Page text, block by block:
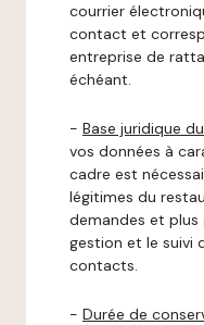
courrier
contact et
entreprise de
échéant.
- Base juridique
vos données à
cadre est
légitimes du
demandes et plus
gestion et le suivi
contacts.
- Durée de